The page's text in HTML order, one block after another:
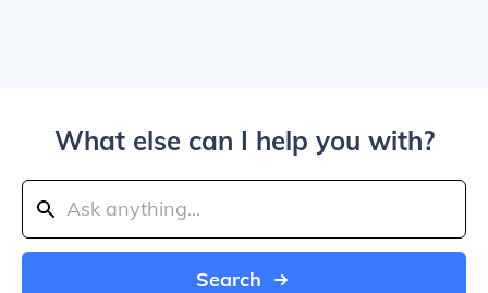
What else can I help you with?
Search